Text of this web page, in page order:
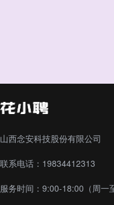
山西念安科技股份有限公司
联系电话：19834412313
服务时间：9:00-18:00（周一